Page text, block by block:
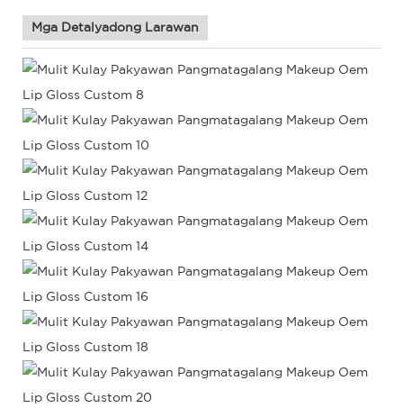
Mga Detalyadong Larawan